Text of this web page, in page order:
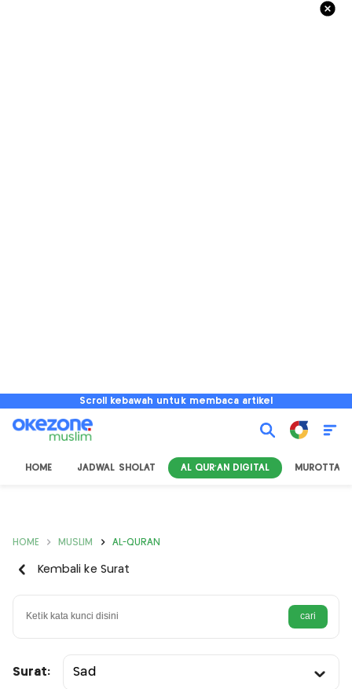
Scroll kebawah untuk membaca artikel
HOME JADWAL SHOLAT AL QUR'AN DIGITAL MUROTTAL
HOME MUSLIM AL-QURAN
Kembali ke Surat
Surat: Sad